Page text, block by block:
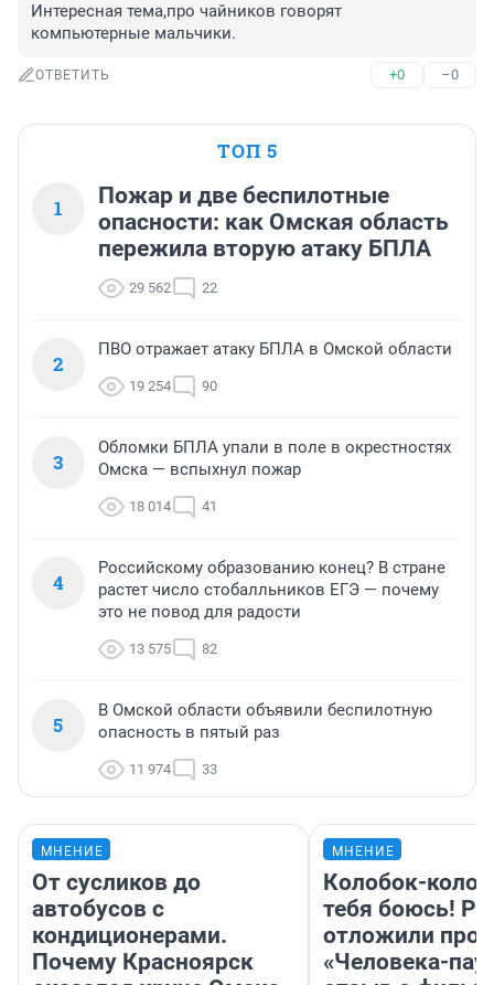
Интересная тема,про чайников говорят
компьютерные мальчики.
ОТВЕТИТЬ +0 –0
ТОП 5
1
Пожар и две беспилотные
опасности: как Омская область
пережила вторую атаку БПЛА
29 562 22
2
ПВО отражает атаку БПЛА в Омской области
19 254 90
3
Обломки БПЛА упали в поле в окрестностях
Омска — вспыхнул пожар
18 014 41
4
Российскому образованию конец? В стране
растет число стобалльников ЕГЭ — почему
это не повод для радости
13 575 82
5
В Омской области объявили беспилотную
опасность в пятый раз
11 974 33
МНЕНИЕ
От сусликов до
автобусов с
кондиционерами.
Почему Красноярск
МНЕНИЕ
Колобок-
тебя боюсь!
отложили
«Человека-